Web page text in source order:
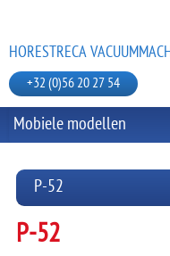
HORESTRECA
+32 (0)56 20 27 54
Mobiele modellen
TAFELMODELLEN
MOBIELE MODELLEN
P-52
M-SERIE
P-52